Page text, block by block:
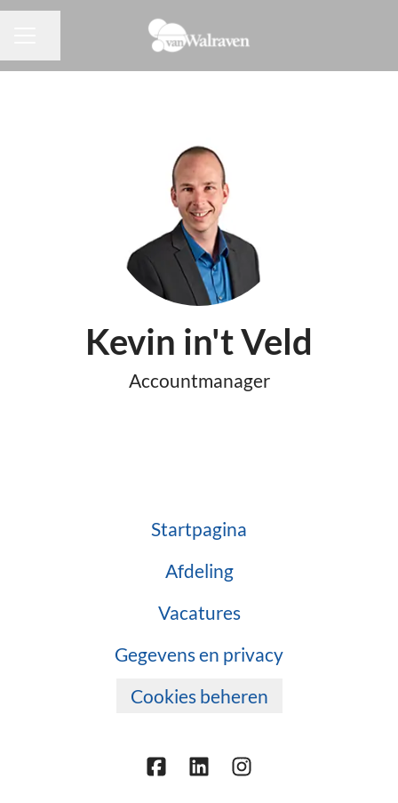
Kevin in't Veld
Accountmanager
Startpagina
Afdeling
Vacatures
Gegevens en privacy
Cookies beheren